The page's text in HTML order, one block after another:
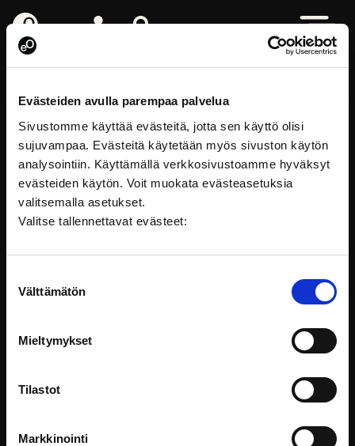
Evästeiden avulla parempaa palvelua
Sivustomme käyttää evästeitä, jotta sen käyttö olisi
sujuvampaa. Evästeitä käytetään myös sivuston käytön
analysointiin. Käyttämällä verkkosivustoamme hyväksyt
evästeiden käytön. Voit muokata evästeasetuksia
valitsemalla asetukset.
Valitse tallennettavat evästeet:
valinta
Välttämätön
Mieltymykset
Tilastot
Markkinointi
eOppiva - Till startsidan
Logga inSök på webbplatsen Öppna
Denna webbplats underhålls och utvecklas av: